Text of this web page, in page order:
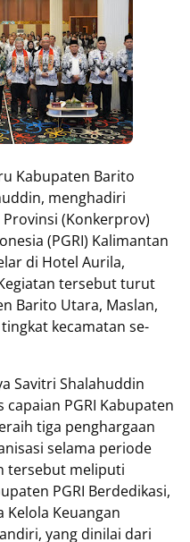
Kabupaten Barito
menghadiri
(Konkerprov)
(PGRI) Kalimantan
di Hotel Aurila,
tersebut turut
Barito Utara, Maslan,
kecamatan se-
Savitri Shalahuddin
PGRI Kabupaten
tiga penghargaan
selama periode
tersebut meliputi
PGRI Berdedikasi,
Kelola Keuangan
yang dinilai dari